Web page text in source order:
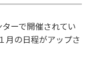
ーで開催されてい
月の日程がアップさ